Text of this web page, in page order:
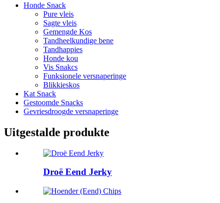
Honde Snack
Pure vleis
Sagte vleis
Gemengde Kos
Tandheelkundige bene
Tandhappies
Honde kou
Vis Snakcs
Funksionele versnaperinge
Blikkieskos
Kat Snack
Gestoomde Snacks
Gevriesdroogde versnaperinge
Uitgestalde produkte
Droë Eend Jerky